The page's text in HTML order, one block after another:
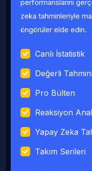
performanslarını
zeka tahminleriyle
öngörüler elde edin.
Canlı İstatistik
Değerli
Pro Bülten
Reaksiyon
Yapay Zeka
Takım Serileri